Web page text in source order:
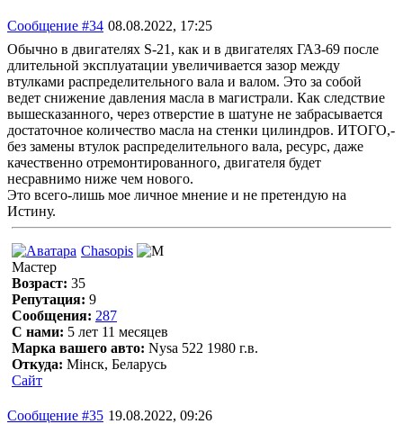
Сообщение #34 08.08.2022, 17:25
Обычно в двигателях S-21, как и в двигателях ГАЗ-69 после
длительной эксплуатации увеличивается зазор между
втулками распределительного вала и валом. Это за собой
ведет снижение давления масла в магистрали. Как следствие
вышесказанного, через отверстие в шатуне не забрасывается
достаточное количество масла на стенки цилиндров. ИТОГО,-
без замены втулок распределительного вала, ресурс, даже
качественно отремонтированного, двигателя будет
несравнимо ниже чем нового.
Это всего-лишь мое личное мнение и не претендую на
Истину.
Chasopis
Мастер
Возраст: 35
Репутация: 9
Сообщения: 287
С нами: 5 лет 11 месяцев
Марка вашего авто: Nysa 522 1980 г.в.
Откуда: Мінск, Беларусь
Сайт
Сообщение #35 19.08.2022, 09:26